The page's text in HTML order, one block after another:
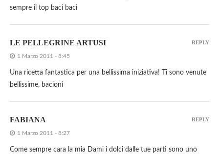
sempre il top baci baci
LE PELLEGRINE ARTUSI
1 Marzo 2011 - 8:45
Una ricetta fantastica per una bellissima iniziativa! Ti sono venute
bellissime, bacioni
REPLY
FABIANA
1 Marzo 2011 - 8:27
Come sempre cara la mia Dami i dolci dalle tue parti sono uno
REPLY